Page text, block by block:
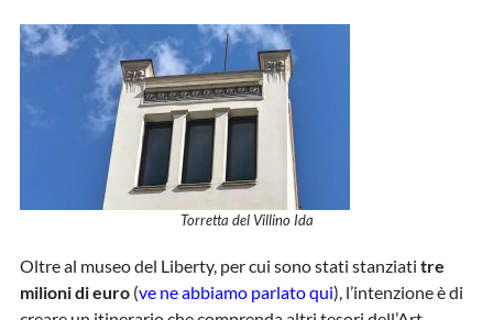
Torretta del Villino Ida
Oltre al museo del Liberty, per cui sono stati stanziati tre
milioni di euro(ve ne abbiamo parlato qui), l’intenzione è di